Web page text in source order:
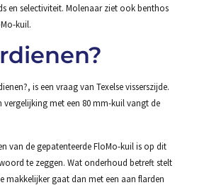
en selectiviteit. Molenaar ziet ook benthos
kuil.
is een vraag van Texelse visserszijde.
vergelijking met een 80 mm-kuil vangt de
van de gepatenteerde FloMo-kuil is op dit
te zeggen. Wat onderhoud betreft stelt
makkelijker gaat dan met een aan flarden